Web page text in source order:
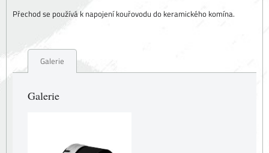
Přechod se používá k napojení kouřovodu do keramického komína.
Galerie
Galerie